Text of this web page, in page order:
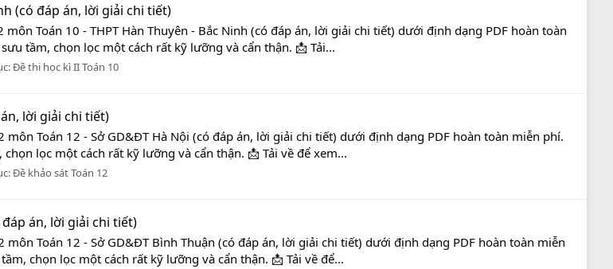
(có đáp án, lời giải chi tiết)
Toán 10 - THPT Hàn Thuyên - Bắc Ninh (có đáp án, lời giải chi tiết) dưới định dạng PDF hoàn toàn
tầm, chọn lọc một cách rất kỹ lưỡng và cẩn thận. 📩 Tải...
Đề thi học kì II Toán 10
lời giải chi tiết)
Toán 12 - Sở GD&ĐT Hà Nội (có đáp án, lời giải chi tiết) dưới định dạng PDF hoàn toàn miễn phí.
lọc một cách rất kỹ lưỡng và cẩn thận. 📩 Tải về để xem...
Đề khảo sát Toán 12
án, lời giải chi tiết)
Toán 12 - Sở GD&ĐT Bình Thuận (có đáp án, lời giải chi tiết) dưới định dạng PDF hoàn toàn miễn
chọn lọc một cách rất kỹ lưỡng và cẩn thận. 📩 Tải về để...